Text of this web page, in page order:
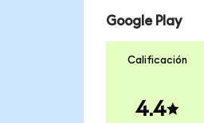
Google Play
Calificación
4.4